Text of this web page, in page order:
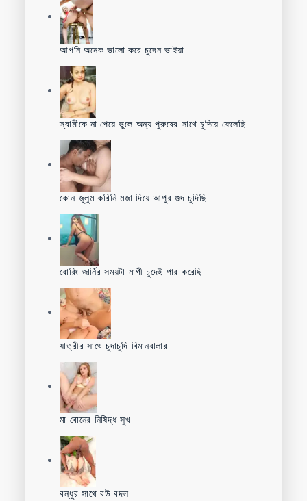
আপনি অনেক ভালো করে চুদেন ভাইয়া
স্বামীকে না পেয়ে ভুলে অন্য পুরুষের সাথে চুদিয়ে ফেলেছি
কোন জুলুম করিনি মজা দিয়ে আপুর গুদ চুদিছি
বোরিং জার্নির সময়টা মাগী চুদেই পার করেছি
যাত্রীর সাথে চুদাচুদি বিমানবালার
মা বোনের নিষিদ্ধ সুখ
বন্ধুর সাথে বউ বদল